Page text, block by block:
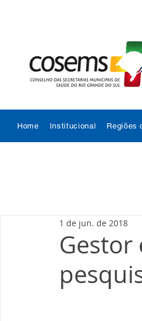
Home Institucional Regiões
Gestor
1 de jun. de 2018